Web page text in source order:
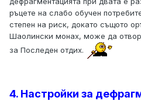
ръцете на слабо обучен
степен на риск, докато същото
Шаолински монах, може да
за Последен отдих.
4. Настройки за